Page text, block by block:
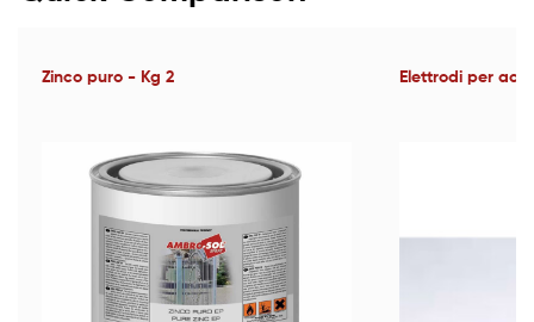
Zinco puro - Kg 2 Elettrodi per